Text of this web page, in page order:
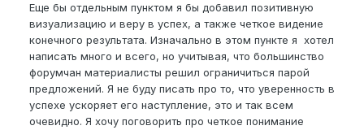
Еще бы отдельным пунктом я бы добавил позитивную
визуализацию и веру в успех, а также четкое видение
конечного результата. Изначально в этом пункте я хотел
написать много и всего, но учитывая, что большинство
форумчан материалисты решил ограничиться парой
предложений. Я не буду писать про то, что уверенность в
успехе ускоряет его наступление, это и так всем
очевидно. Я хочу поговорить про четкое понимание